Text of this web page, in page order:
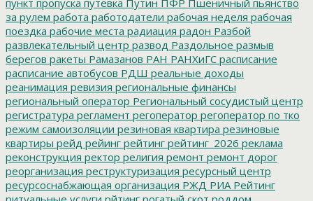
за рулем работа работодатели рабочая неделя рабочая
поездка рабочие места радиация радон Разбой
развлекательный центр развод Раздольное размыв
берегов ракеты Рамазанов РАН РАНХиГС расписание
расписание автобусов РДШ реальные доходы
реанимация ревизия региональные финансы
региональный оператор Региональный сосудистый центр
регистратура регламент регоператор регоператор по тко
режим самоизоляции резиновая квартира резиновые
квартиры рейд рейинг рейтинг рейтинг_2026 реклама
реконструкция ректор религия ремонт ремонт дорог
реорганизация реструктуризация ресурсный центр
ресурсоснабжающая организация РЖД РИА Рейтинг